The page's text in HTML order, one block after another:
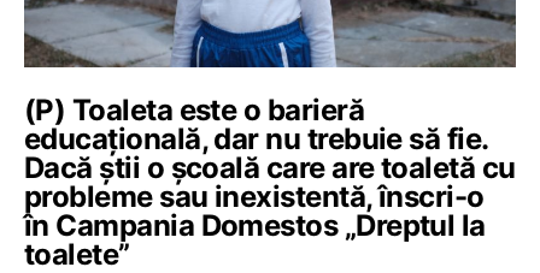
(P) Toaleta este o barieră
educațională, dar nu trebuie să fie.
Dacă știi o școală care are toaletă cu
probleme sau inexistentă, înscri-o
în Campania Domestos „Dreptul la
toalete”